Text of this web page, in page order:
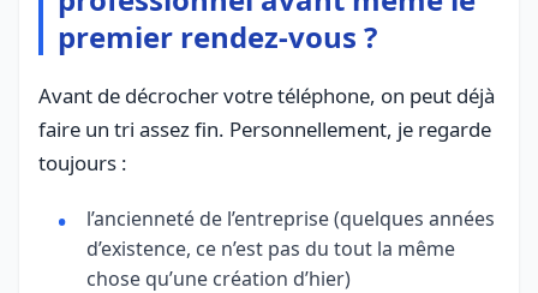
premier rendez-vous ?
Avant de décrocher votre téléphone, on peut déjà
faire un tri assez fin. Personnellement, je regarde
toujours :
l’ancienneté de l’entreprise (quelques années
d’existence, ce n’est pas du tout la même
chose qu’une création d’hier)